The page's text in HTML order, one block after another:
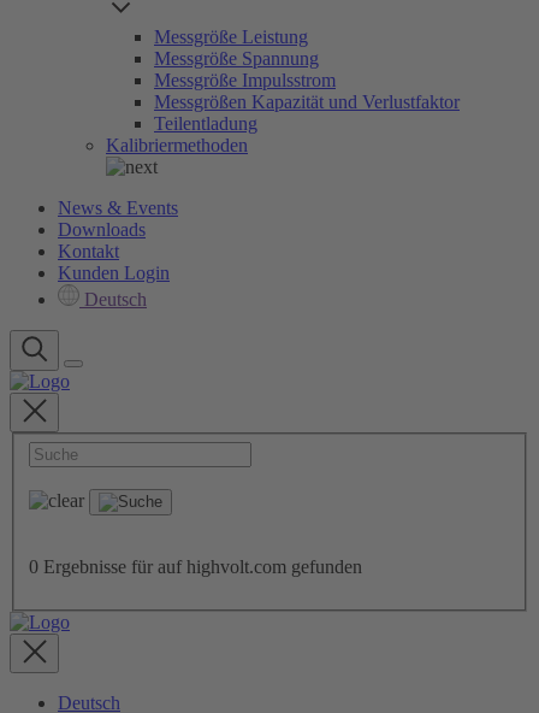
Messgröße Leistung
Messgröße Spannung
Messgröße Impulsstrom
Messgrößen Kapazität und Verlustfaktor
Teilentladung
Kalibriermethoden
News & Events
Downloads
Kontakt
Kunden Login
Deutsch
0 Ergebnisse für auf highvolt.com gefunden
Deutsch